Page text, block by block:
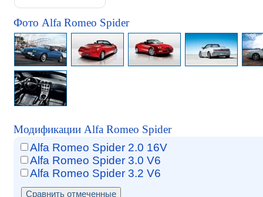
Фото Alfa Romeo Spider
Модификации Alfa Romeo Spider
Alfa Romeo Spider 2.0 16V
Alfa Romeo Spider 3.0 V6
Alfa Romeo Spider 3.2 V6